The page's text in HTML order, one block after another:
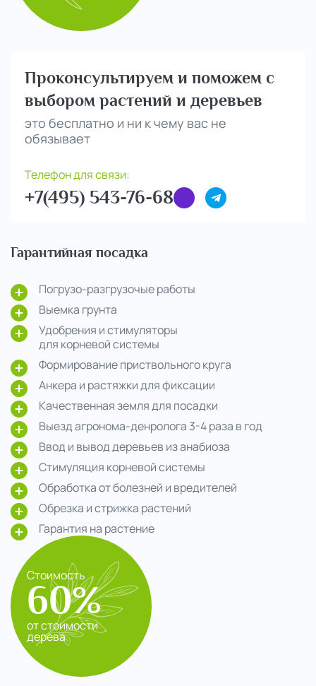
Проконсультируем и поможем с
выбором растений и деревьев
это бесплатно и ни к чему вас не
обязывает
Телефон для связи:
+7(495) 543-76-68
Гарантийная посадка
Погрузо-разгрузочые работы
Выемка грунта
Удобрения и стимуляторы
для корневой системы
Формирование приствольного круга
Анкера и растяжки для фиксации
Качественная земля для посадки
Выезд агронома-денролога 3-4 раза в год
Ввод и вывод деревьев из анабиоза
Стимуляция корневой системы
Обработка от болезней и вредителей
Обрезка и стрижка растений
Гарантия на растение
Стоимость
60%
от стоимости
дерева